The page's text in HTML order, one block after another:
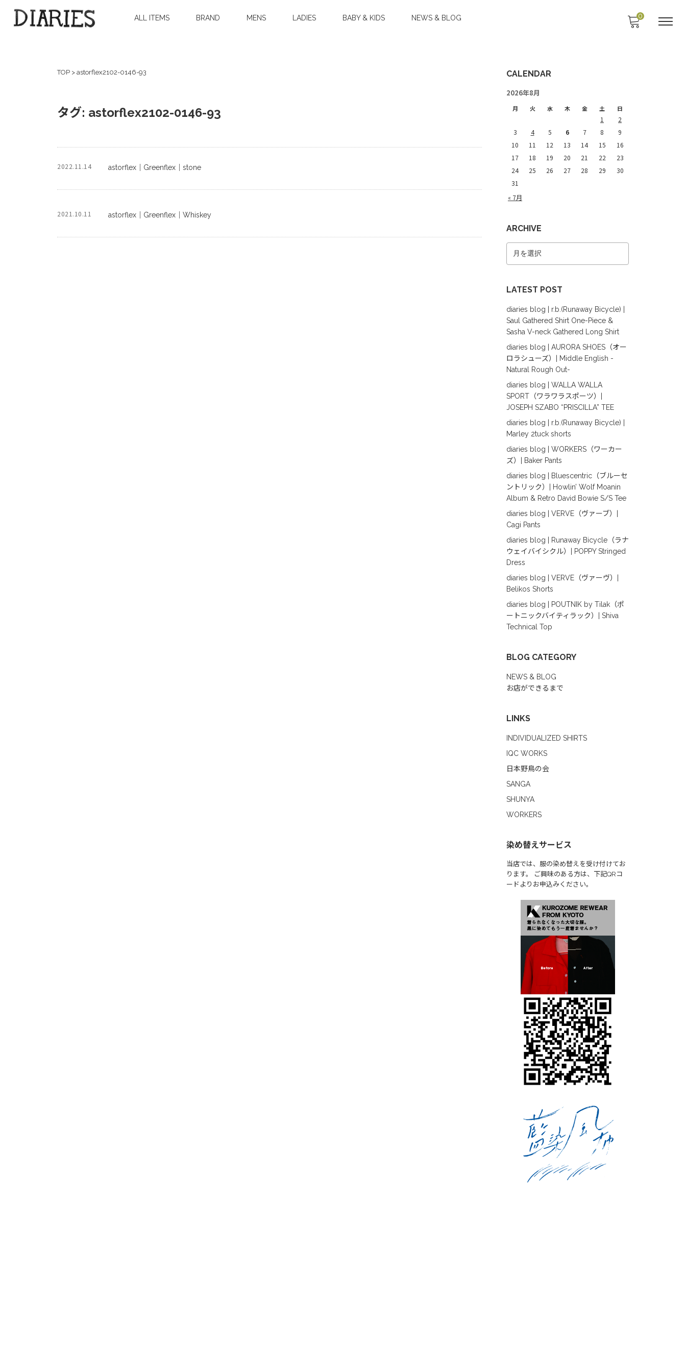
ALL ITEMS BRAND MENS LADIES BABY & KIDS NEWS & BLOG 0
TOP > astorflex2102-0146-93
タグ: astorflex2102-0146-93
2022.11.14 astorflex｜Greenflex｜stone
2021.10.11 astorflex｜Greenflex｜Whiskey
CALENDAR
2026年8月
月 火 水 木 金 土 日
« 7月
1
2
3
4 5 6 7 8
9
10
11 12 13 14 15
16
17
18 19 20 21 22
23
24
25 26 27 28 29
30
31
ARCHIVE
LATEST POST
diaries blog | r.b.(Runaway Bicycle) |
Saul Gathered Shirt One-Piece &
Sasha V-neck Gathered Long Shirt
diaries blog | AURORA SHOES（オー
ロラシューズ）| Middle English -
Natural Rough Out-
diaries blog | WALLA WALLA
SPORT（ワラワラスポーツ）|
JOSEPH SZABO “PRISCILLA” TEE
diaries blog | r.b.(Runaway Bicycle) |
Marley 2tuck shorts
diaries blog | WORKERS（ワーカー
ズ）| Baker Pants
diaries blog | Bluescentric（ブルーセ
ントリック）| Howlin’ Wolf Moanin
Album & Retro David Bowie S/S Tee
diaries blog | VERVE（ヴァーブ）|
Cagi Pants
diaries blog | Runaway Bicycle（ラナ
ウェイバイシクル）| POPPY Stringed
Dress
diaries blog | VERVE（ヴァーヴ）|
Belikos Shorts
diaries blog | POUTNIK by Tilak（ポ
ートニックバイティラック）| Shiva
Technical Top
BLOG CATEGORY
NEWS & BLOG
お店ができるまで
LINKS
INDIVIDUALIZED SHIRTS
IQC WORKS
日本野鳥の会
SANGA
SHUNYA
WORKERS
染め替えサービス
当店では、服の染め替えを受け付けてお
ります。 ご興味のある方は、下記QRコ
ードよりお申込みください。